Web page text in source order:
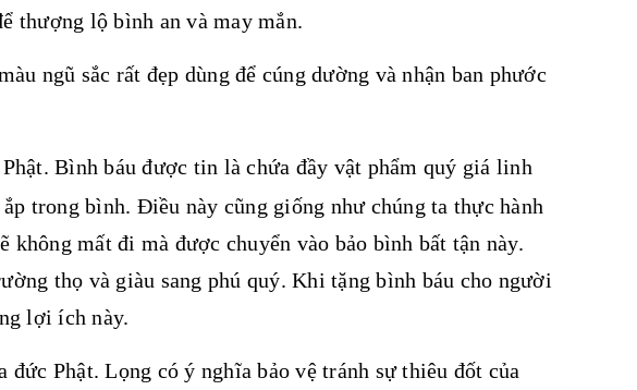
thượng lộ bình an và may mắn.
ngũ sắc rất đẹp dùng để cúng dường và nhận ban phước
Bình báu được tin là chứa đầy vật phẩm quý giá linh
trong bình. Điều này cũng giống như chúng ta thực hành
không mất đi mà được chuyển vào bảo bình bất tận này.
thọ và giàu sang phú quý. Khi tặng bình báu cho người
lợi ích này.
Phật. Lọng có ý nghĩa bảo vệ tránh sự thiêu đốt của